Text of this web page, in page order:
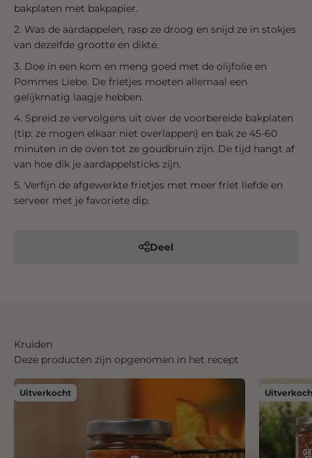
bakplaten met bakpapier.
Was de aardappelen, rasp ze droog en snijd ze in stokjes
van dezelfde grootte en dikte.
Doe in een kom en meng goed met de olijfolie en
Pommes Liebe. De frietjes moeten allemaal een
gelijkmatig laagje hebben.
Spreid ze vervolgens uit over de voorbereide bakplaten
(tip: ze mogen elkaar niet overlappen) en bak ze 45-60
minuten in de oven tot ze goudbruin zijn. De tijd hangt af
van hoe dik je aardappelsticks zijn.
Verfijn de afgewerkte frietjes met meer friet liefde en
serveer met je favoriete dip.
Deel
Kruiden
Deze producten zijn opgenomen in het recept
Uitverkocht